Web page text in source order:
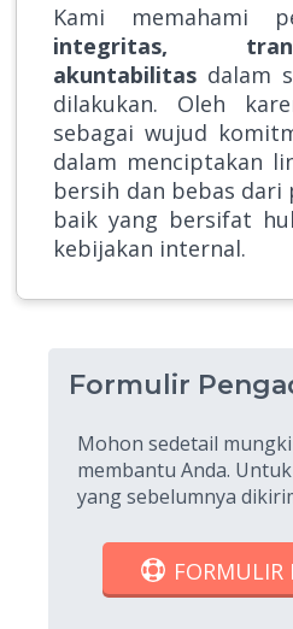
Kami memahami
integritas,
akuntabilitas dalam
dilakukan. Oleh
sebagai wujud
dalam menciptakan
bersih dan bebas
baik yang bersifat
kebijakan internal.
Formulir
Mohon sedetail
membantu Anda.
yang sebelumnya
FORMULIR